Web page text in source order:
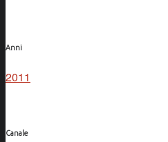
Anni
2011
Canale